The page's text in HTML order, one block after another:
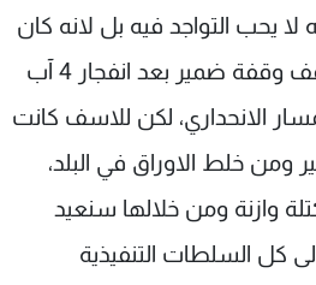
لا يحب التواجد فيه بل لانه كان
على هذا المجلس ان يقف وقفة ضمير بعد انفجار 4 آب
الانحداري، لكن للاسف كانت
ومن خلط الاوراق في البلد،
وازنة ومن خلالها سنعيد
كل السلطات التنفيذية